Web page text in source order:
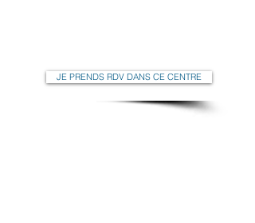
JE PRENDS RDV DANS CE CENTRE